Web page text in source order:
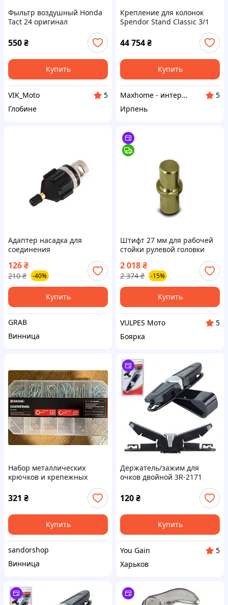
Фыльтр воздушный Honda
Tact 24 оригинал
550₴
Купить
VIK_Moto
5
Глобине
Крепление для колонок
Spendor Stand Classic 3/1
44 754₴
Купить
Maxhome - интернет магазин
5
Ирпень
Адаптер насадка для
соединения
надувной лодки
126₴
210 ₴ -40%
Купить
GRAB
Винница
Штифт 27 мм для рабочей
стойки рулевой головки
2 018₴
2 374 ₴ -15%
Купить
VULPES Мото
5
Боярка
Набор металлических
крючков и крепежных
усиленная сталь, в кейсе)
321 ₴
Купить
sandorshop
Винница
Держатель/зажим для
очков двойной 3R-2171
120₴
Купить
You Gain
5
Харьков